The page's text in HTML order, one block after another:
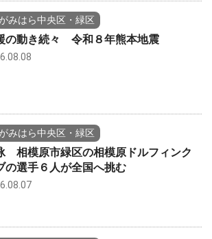
みはら中央区・緑区
の動き続々 令和８年熊本地震
みはら中央区・緑区
相模原市緑区の相模原ドルフィンク
の選手６人が全国へ挑む